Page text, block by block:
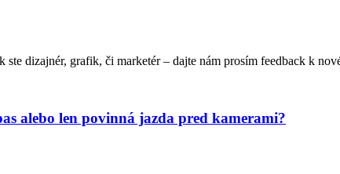
dizajnér, grafik, či marketér – dajte nám prosím feedback k
alebo len povinná jazda pred kamerami?